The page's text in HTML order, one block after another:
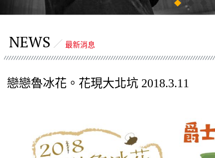
NEWS 最新消息
戀戀魯冰花。花現大北坑 2018.3.11